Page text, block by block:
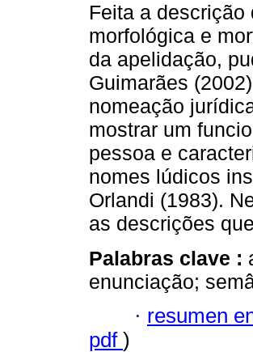
Feita a
morfológica e
da apelidação,
Guimarães
nomeação
mostrar um
pessoa e
nomes lúdicos
Orlandi (1983).
as descrições
Palabras clave :
enunciação;
· resumen
pdf )